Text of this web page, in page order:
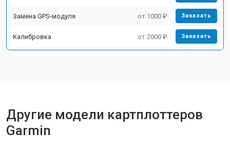
Замена GPS-модуля от 1000 ₽ Заказать
Калибровка от 2000 ₽ Заказать
Другие модели картплоттеров
Garmin